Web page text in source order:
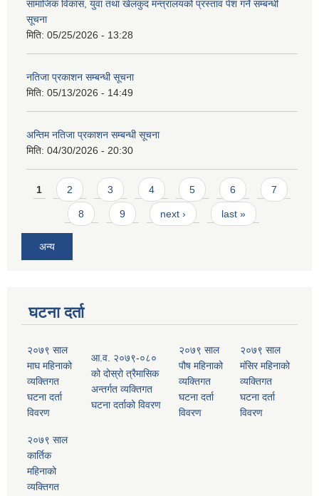
सामाजिक विकास, युवा तथा खेलकुद मन्त्रालयको प्रस्ताव पेश गर्ने सम्बन्धी
सूचना
मिति: 05/25/2026 - 13:28
नतिजा प्रकाशन सम्बन्धी सूचना
मिति: 05/13/2026 - 14:49
अन्तिम नतिजा प्रकाशन सम्बन्धी सूचना
मिति: 04/30/2026 - 20:30
Pages
1 2 3 4 5 6 7
8 9 next › last »
अन्य
घटना दर्ता
२०७९ साल
माघ महिनाको
व्यक्तिगत
घटना दर्ता
विवरण
आ.व. २०७९-०८०
को दोस्रो त्रैमासिक
अन्तर्गत व्यक्तिगत
घटना दर्ताको विवरण
२०७९ साल
पौष महिनाको
व्यक्तिगत
घटना दर्ता
विवरण
२०७९ साल
मंसिर महिनाको
व्यक्तिगत
घटना दर्ता
विवरण
२०७९ साल
कार्तिक
महिनाको
व्यक्तिगत